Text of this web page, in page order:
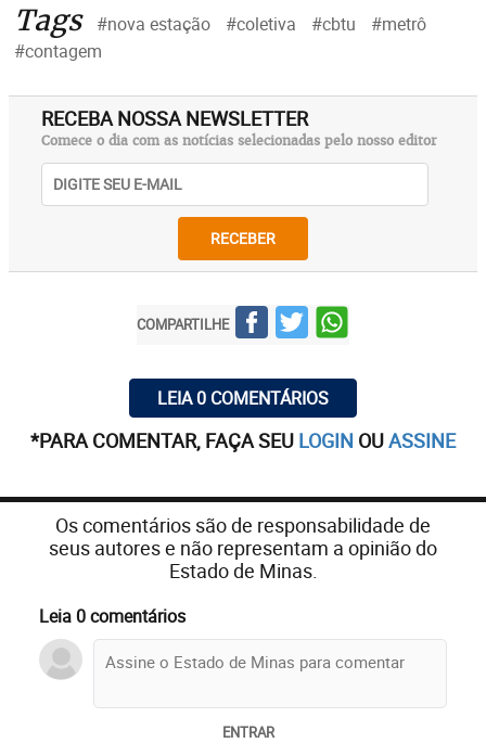
Tags #nova estação #coletiva #cbtu
#metrô
#contagem
RECEBA NOSSA NEWSLETTER
Comece o dia com as notícias selecionadas pelo nosso editor
RECEBER
COMPARTILHE
LEIA 0 COMENTÁRIOS
*PARA COMENTAR, FAÇA SEU LOGIN OUASSINE
Os comentários são de responsabilidade de
seus autores e não representam a opinião do
Estado de Minas.
Leia 0 comentários
ENTRAR